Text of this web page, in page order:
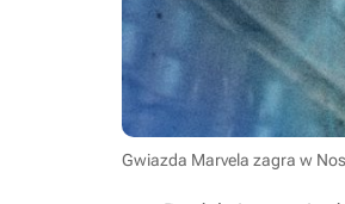
Gwiazda Marvela zagra w